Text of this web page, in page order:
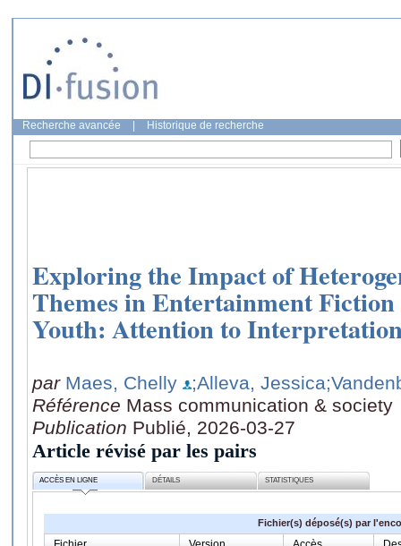
Recherche avancée Historique de recherche
Exploring the Impact of
Themes in Entertainment
Youth: Attention to
par Maes, Chelly ;Alleva, Jessica
Référence Mass communication & society
Publication Publié, 2026-03-27
Article révisé par les pairs
ACCÈS EN LIGNE DÉTAILS STATISTIQUES
Fichier(s) déposé(s) par